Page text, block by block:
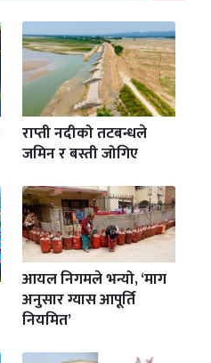
राप्ती नदीको तटबन्धले
जमिन र बस्ती जोगिए
आयल निगमले भन्यो, ‘माग
अनुसार ग्यास आपूर्ति
नियमित’